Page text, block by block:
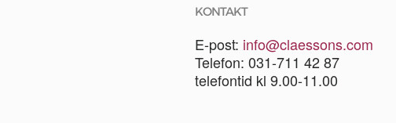
KONTAKT
E-post: info@claessons.com
Telefon: 031-711 42 87
telefontid kl 9.00-11.00